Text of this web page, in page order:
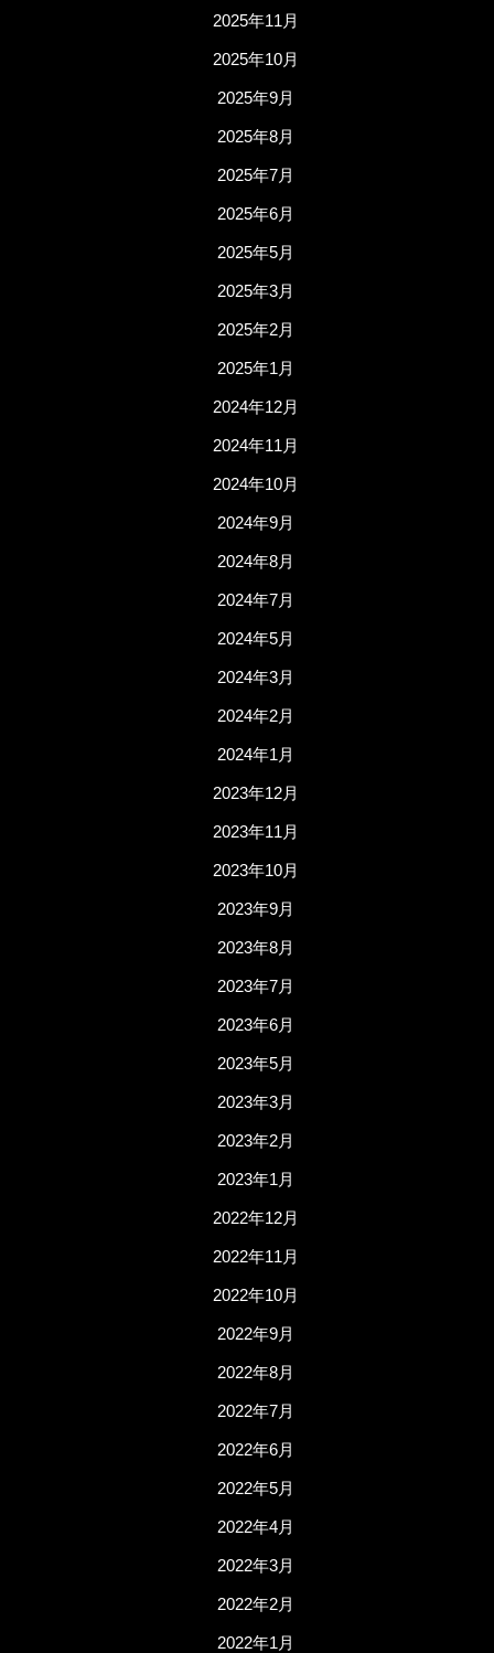
2025年11月
2025年10月
2025年9月
2025年8月
2025年7月
2025年6月
2025年5月
2025年3月
2025年2月
2025年1月
2024年12月
2024年11月
2024年10月
2024年9月
2024年8月
2024年7月
2024年5月
2024年3月
2024年2月
2024年1月
2023年12月
2023年11月
2023年10月
2023年9月
2023年8月
2023年7月
2023年6月
2023年5月
2023年3月
2023年2月
2023年1月
2022年12月
2022年11月
2022年10月
2022年9月
2022年8月
2022年7月
2022年6月
2022年5月
2022年4月
2022年3月
2022年2月
2022年1月